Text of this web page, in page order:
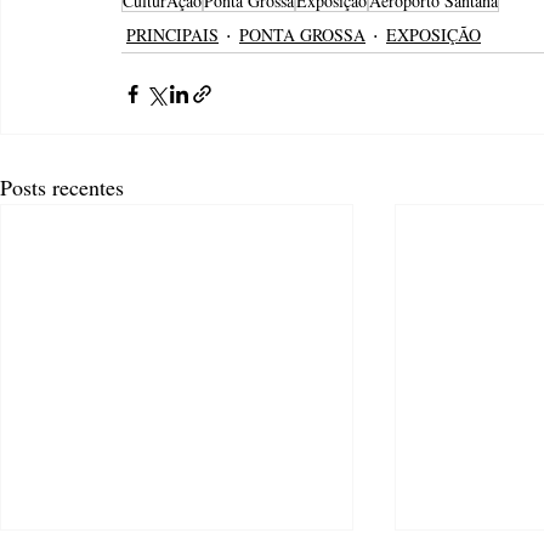
PRINCIPAIS
PONTA GROSSA EXPOSIÇÃO
Posts recentes